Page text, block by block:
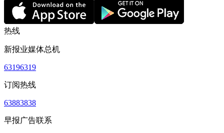
热线
新报业媒体总机
63196319
订阅热线
63883838
早报广告联系